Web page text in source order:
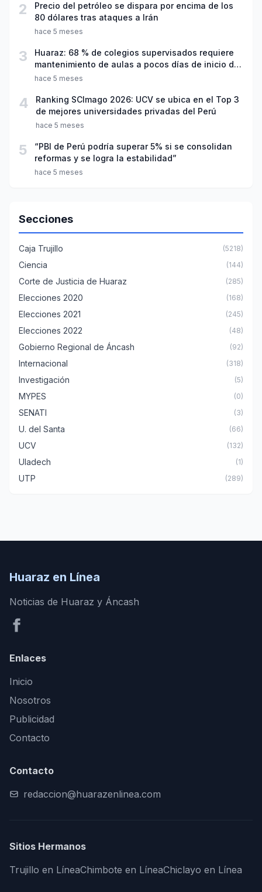
2
Precio del petróleo se dispara por encima de los
80 dólares tras ataques a Irán
hace 5 meses
3
Huaraz: 68 % de colegios supervisados requiere
mantenimiento de aulas a pocos días de inicio del
año escolar 2026
hace 5 meses
4
Ranking SCImago 2026: UCV se ubica en el Top 3
de mejores universidades privadas del Perú
hace 5 meses
5
“PBI de Perú podría superar 5% si se consolidan
reformas y se logra la estabilidad”
hace 5 meses
Secciones
Caja Trujillo (5218)
Ciencia (144)
Corte de Justicia de Huaraz (285)
Elecciones 2020 (168)
Elecciones 2021 (245)
Elecciones 2022 (48)
Gobierno Regional de Áncash (92)
Internacional (318)
Investigación (5)
MYPES (0)
SENATI (3)
U. del Santa (66)
UCV (132)
Uladech (1)
UTP (289)
Huaraz en Línea
Noticias de Huaraz y Áncash
Enlaces
Inicio
Nosotros
Publicidad
Contacto
Contacto
redaccion@huarazenlinea.com
Sitios Hermanos
Trujillo en LíneaChimbote en LíneaChiclayo en Línea